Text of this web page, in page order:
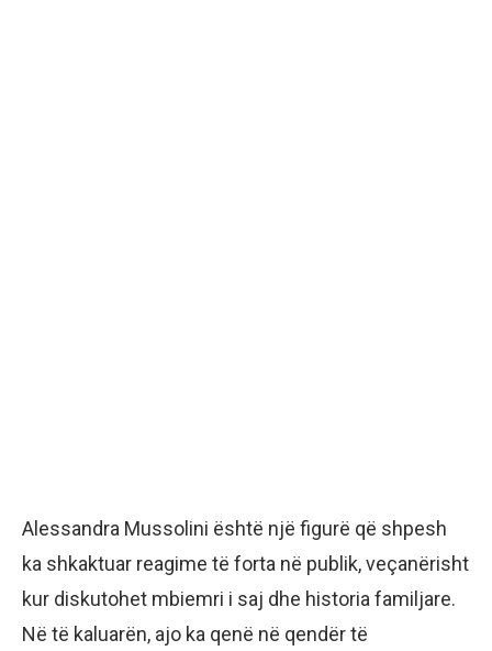
Alessandra Mussolini është një figurë që shpesh
ka shkaktuar reagime të forta në publik, veçanërisht
kur diskutohet mbiemri i saj dhe historia familjare.
Në të kaluarën, ajo ka qenë në qendër të